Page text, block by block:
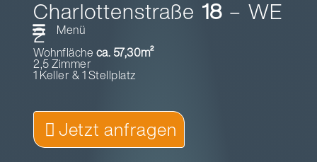
Charlottenstraße 18 – WE
2
Wohnfläche ca. 57,30m²
2,5 Zimmer
1 Keller & 1 Stellplatz
Jetzt anfragen
Menü